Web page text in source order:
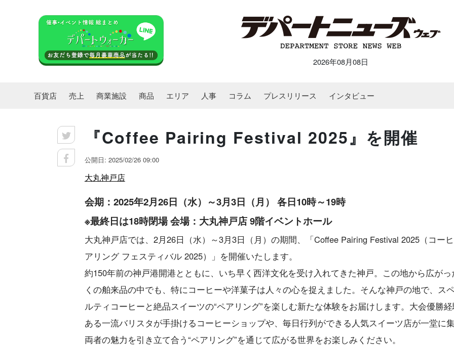
2026年08月08日
百貨店 売上 商業施設 商品 エリア 人事 コラム プレスリリース インタビュー
『Coffee Pairing Festival 2025』を開催
公開日: 2025/02/26 09:00
大丸神戸店
会期：2025年2月26日（水）～3月3日（月） 各日10時～19時
※最終日は18時閉場 会場：大丸神戸店 9階イベントホール
大丸神戸店では、2月26日（水）～3月3日（月）の期間、「Coffee Pairing Festival 2025（コー
アリング フェスティバル 2025）」を開催いたします。
約150年前の神戸港開港とともに、いち早く西洋文化を受け入れてきた神戸。この地から広がっ
くの舶来品の中でも、特にコーヒーや洋菓子は人々の心を捉えました。そんな神戸の地で、ス
ルティコーヒーと絶品スイーツの“ペアリング”を楽しむ新たな体験をお届けします。大会優勝
ある一流バリスタが手掛けるコーヒーショップや、毎日行列ができる人気スイーツ店が一堂に
両者の魅力を引き立て合う“ペアリング”を通じて広がる世界をお楽しみください。